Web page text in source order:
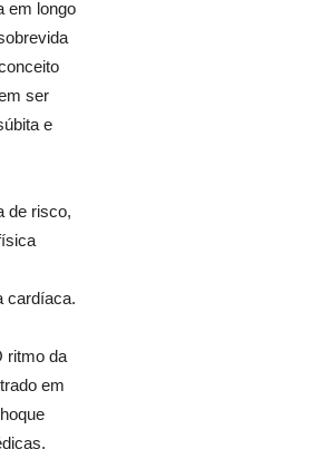
em longo
ser
e
de risco,
cardíaca.
ritmo da
em